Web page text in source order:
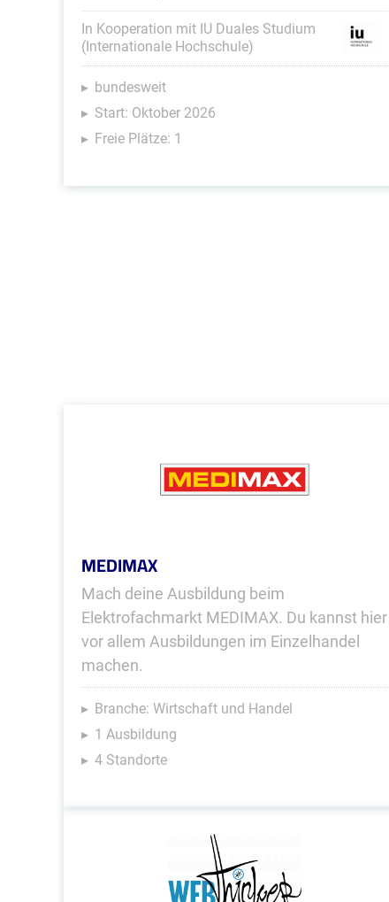
In Kooperation mit IU Duales Studium
(Internationale Hochschule)
bundesweit
Start: Oktober 2026
Freie Plätze: 1
MEDIMAX
Mach deine Ausbildung beim
Elektrofachmarkt MEDIMAX. Du kannst hier
vor allem Ausbildungen im Einzelhandel
machen.
Branche: Wirtschaft und Handel
1 Ausbildung
4 Standorte